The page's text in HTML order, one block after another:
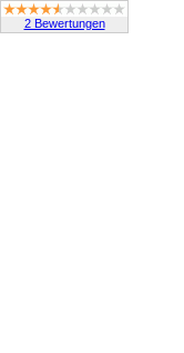
2 Bewertungen